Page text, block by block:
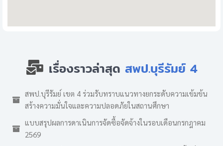
เรื่องราวล่าสุด สพป.บุรีรัมย์ 4
สพป.บุรีรัมย์ เขต 4 ร่วมรับทราบแนวทางยกระดับความเข้มข้น
สร้างความมั่นใจและความปลอดภัยในสถานศึกษา
แบบสรุปผลการดาเนินการจัดซื้อจัดจ้างในรอบเดือนกรกฎาคม
2569